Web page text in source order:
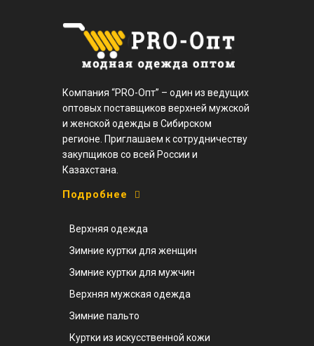
Компания “PRO-Опт” – один из ведущих
оптовых поставщиков верхней мужской
и женской одежды в Сибирском
регионе. Приглашаем к сотрудничеству
закупщиков со всей России и
Казахстана.
Подробнее
Верхняя одежда
Зимние куртки для женщин
Зимние куртки для мужчин
Верхняя мужская одежда
Зимние пальто
Куртки из искусственной кожи